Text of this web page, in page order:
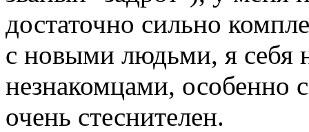
достаточно сильно
с новыми людьми, я себя
незнакомцами,
очень стеснителен.